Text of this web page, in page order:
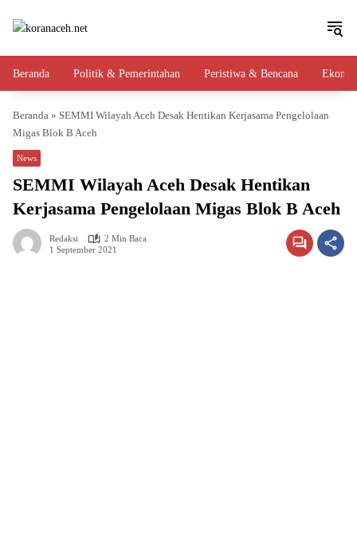
Beranda Politik & Pemerintahan Peristiwa & Bencana
Beranda » SEMMI Wilayah Aceh Desak Hentikan Kerjasama Pengelolaan
Migas Blok B Aceh
News
SEMMI Wilayah Aceh Desak Hentikan
Kerjasama Pengelolaan Migas Blok B Aceh
Redaksi
2 Min Baca
1 September 2021